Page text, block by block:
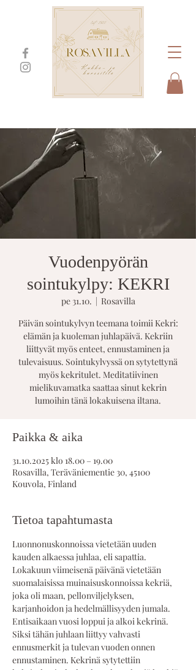
Vuodenpyörän
sointukylpy: KEKRI
pe 31.10.
  |
Rosavilla
Päivän sointukylvyn teemana toimii Kekri:
elämän ja kuoleman juhlapäivä. Kekriin
liittyvät myös enteet, ennustaminen ja
tulevaisuus. Sointukylvyssä on sytytettynä
myös kekritulet. Meditatiivinen
mielikuvamatka saattaa sinut kekrin
lumoihin tänä lokakuisena iltana.
Paikka & aika
31.10.2025 klo 18.00 – 19.00
Rosavilla, Teräväniementie 30, 45100
Kouvola, Finland
Tietoa tapahtumasta
Luonnonuskonnoissa vietetään uuden
kauden alkaessa juhlaa, eli sapattia.
Lokakuun viimeisenä päivänä vietetään
suomalaisissa muinaisuskonnoissa kekriä,
joka oli maan, pellonviljelyksen,
karjanhoidon ja hedelmällisyyden jumala.
Entisaikaan vuosi loppui ja alkoi kekrinä.
Siksi tähän juhlaan liittyy vahvasti
ennusmerkit ja tulevan vuoden onnen
ennustaminen. Kekrinä sytytettiin